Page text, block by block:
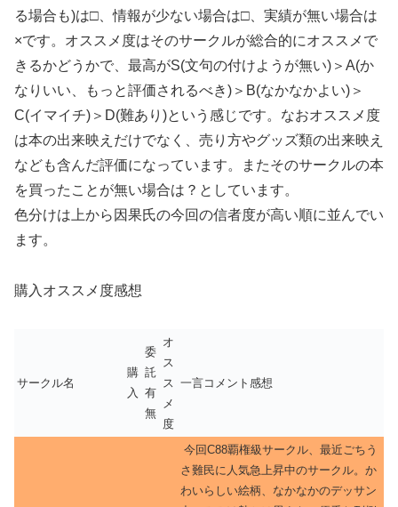
る場合も)は□、情報が少ない場合は□、実績が無い場合は
×です。オススメ度はそのサークルが総合的にオススメで
きるかどうかで、最高がS(文句の付けようが無い)＞A(か
なりいい、もっと評価されるべき)＞B(なかなかよい)＞
C(イマイチ)＞D(難あり)という感じです。なおオススメ度
は本の出来映えだけでなく、売り方やグッズ類の出来映え
なども含んだ評価になっています。またそのサークルの本
を買ったことが無い場合は？としています。
色分けは上から因果氏の今回の信者度が高い順に並んでい
ます。
購入オススメ度感想
サークル名
購
入
委
託
有
無
オ
ス
ス
メ
度
一言コメント感想
今回C88覇権級サークル、最近ごちう
さ難民に人気急上昇中のサークル。か
わいらしい絵柄、なかなかのデッサン